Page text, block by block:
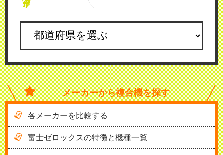
メーカーから複合機を探す
各メーカーを比較する
富士ゼロックスの特徴と機種一覧